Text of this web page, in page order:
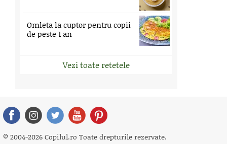
Omleta la cuptor pentru copii
de peste 1 an
Vezi toate retetele
© 2004-2026 Copilul.ro Toate drepturile rezervate.